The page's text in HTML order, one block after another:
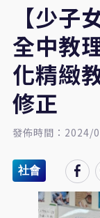
【少子
全中教
化精緻
修正
發佈時間：2024/
社會